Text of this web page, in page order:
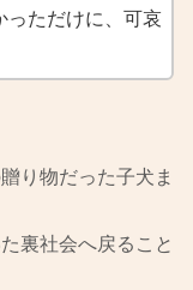
っただけに、可哀
り物だった子犬ま
裏社会へ戻ること